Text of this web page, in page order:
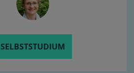
SELBSTSTUDIUM